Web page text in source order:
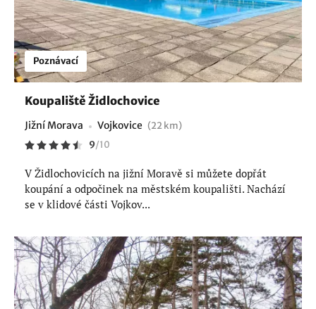
Poznávací
Koupaliště Židlochovice
Jižní Morava Vojkovice (22 km)
9/10
V Židlochovicích na jižní Moravě si můžete dopřát
koupání a odpočinek na městském koupališti. Nachází
se v klidové části Vojkov...